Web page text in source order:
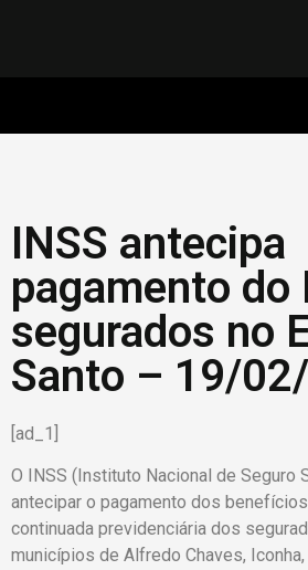
INSS antecipa
pagamento do
segurados no
Santo – 19/
[ad_1]
O INSS (Instituto Nacional de Seguro
antecipar o pagamento dos
continuada previdenciária dos
municípios de Alfredo Chaves,